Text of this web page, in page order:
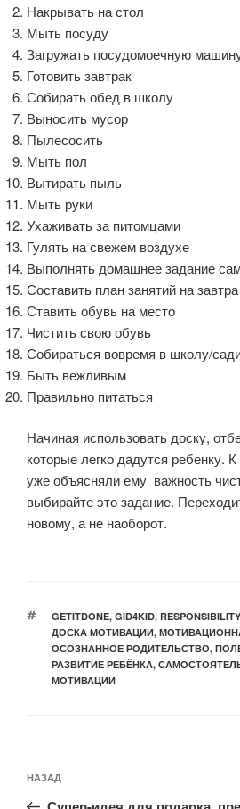
Накрывать на стол
Мыть посуду
Загружать посудомоечную
Готовить завтрак
Собирать обед в школу
Выносить мусор
Пылесосить
Мыть пол
Вытирать пыль
Мыть руки
Ухаживать за питомцами
Гулять на свежем воздухе
Выполнять домашнее задание
Составить план занятий на завтра
Ставить обувь на место
Чистить свою обувь
Собираться вовремя в школу/
Быть вежливым
Правильно питаться
Начиная использовать доску,
которые легко дадутся ребенку.
уже объясняли ему важность
выбирайте это задание.
новому, а не наоборот.
МЕТКИ
GETITDONE, GID4KID,
ДОСКА МОТИВАЦИИ,
ОСОЗНАННОЕ РОДИТЕЛЬСТВО,
РАЗВИТИЕ РЕБЁНКА,
МОТИВАЦИИ
по
Предыдущая
запись:
НАЗАД